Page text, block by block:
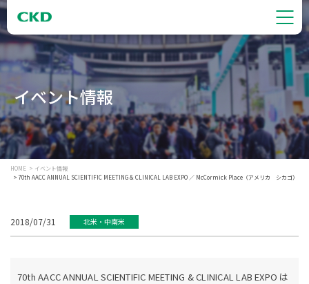
イベント情報
HOME
イベント情報
70th AACC ANNUAL SCIENTIFIC MEETING & CLINICAL LAB EXPO ／ McCormick Place（アメリカ シカゴ）
2018/07/31 北米・中南米
70th AACC ANNUAL SCIENTIFIC MEETING & CLINICAL LAB EXPO は